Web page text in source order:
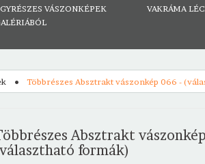
VÁSZONKÉPEK
VAKRÁMA
Többrészes Absztrakt vászonkép 066 -
Absztrakt
formák)